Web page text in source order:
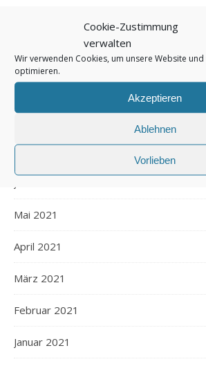
Cookie-Zustimmung
verwalten
Wir verwenden Cookies, um unsere Website und
optimieren.
Akzeptieren
Ablehnen
Vorlieben
November 2021
Oktober 2021
September 2021
Juli 2021
Mai 2021
April 2021
März 2021
Februar 2021
Januar 2021